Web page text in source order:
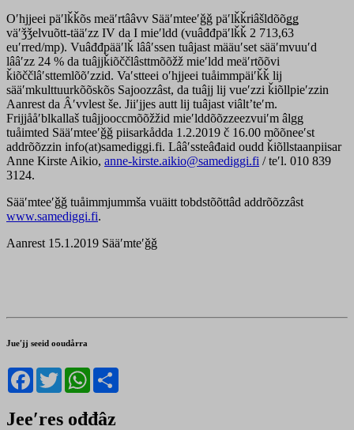
Oʹhjjeei päʹlǩǩõs meäʹrtââvv Sääʹmteeʹǧǧ päʹlǩǩriâšldõõǥǥ
väʹǯǯelvuõtt-tääʹzz IV da I mieʹldd (vuâđđpäʹlǩǩ 2 713,63
euʹrred/mp). Vuâđđpääʹlǩ lââʹssen tuâjast määuʹset sääʹmvuuʹd
lââʹzz 24 % da tuâjjǩiõččlâsttmõõžž mieʹldd meäʹrtõõvi
ǩiõččlâʹsttemlõõʹzzid. Vaʹstteei oʹhjjeei tuåimmpäiʹǩǩ lij
sääʹmkulttuurkõõskõs Sajoozzâst, da tuâjj lij vueʹzzi ǩiõllpieʹzzin
Aanrest da Âʹvvlest še. Jiiʹjjes autt lij tuâjast viâltʼteʹm.
Frijjååʹblkallaš tuâjjooccmõõžžid mieʹlddõõzzeezvuiʹm âlgg
tuåimted Sääʹmteeʹǧǧ piisarkådda 1.2.2019 č 16.00 mõõneeʹst
addrõõzzin info(at)samediggi.fi. Lââʹssteâđaid oudd ǩiõllstaanpiisar
Anne Kirste Aikio, anne-kirste.aikio@samediggi.fi / teʹl. 010 839
3124.
Sääʹmteeʹǧǧ tuåimmjummša vuäitt tobdstõõttâd addrõõzzâst
www.samediggi.fi.
Aanrest 15.1.2019 Sääʹmteʹǧǧ
Jueʹjj seeid ooudårra
Facebook
TwitterWhatsApp
Jeeʹres ođđâz